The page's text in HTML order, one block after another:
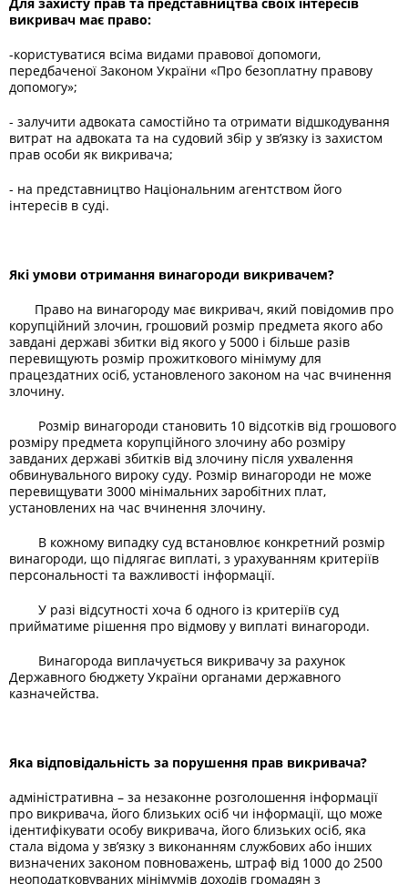
викривач має право:
-користуватися всіма видами правової допомоги,
передбаченої Законом України «Про безоплатну правову
допомогу»;
- залучити адвоката самостійно та отримати відшкодування
витрат на адвоката та на судовий збір у зв’язку із захистом
прав особи як викривача;
- на представництво Національним агентством його
інтересів в суді.
Які умови отримання винагороди викривачем?
Право на винагороду має викривач, який повідомив про
корупційний злочин, грошовий розмір предмета якого або
завдані державі збитки від якого у 5000 і більше разів
перевищують розмір прожиткового мінімуму для
працездатних осіб, установленого законом на час вчинення
злочину.
Розмір винагороди становить 10 відсотків від грошового
розміру предмета корупційного злочину або розміру
завданих державі збитків від злочину після ухвалення
обвинувального вироку суду. Розмір винагороди не може
перевищувати 3000 мінімальних заробітних плат,
установлених на час вчинення злочину.
В кожному випадку суд встановлює конкретний розмір
винагороди, що підлягає виплаті, з урахуванням критеріїв
персональності та важливості інформації.
У разі відсутності хоча б одного із критеріїв суд
прийматиме рішення про відмову у виплаті винагороди.
Винагорода виплачується викривачу за рахунок
Державного бюджету України органами державного
казначейства.
Яка відповідальність за порушення прав викривача?
адміністративна – за незаконне розголошення інформації
про викривача, його близьких осіб чи інформації, що може
ідентифікувати особу викривача, його близьких осіб, яка
стала відома у зв’язку з виконанням службових або інших
визначених законом повноважень, штраф від 1000 до 2500
неоподатковуваних мінімумів доходів громадян з